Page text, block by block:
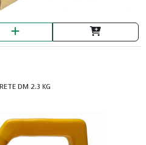
C-14
DM 2.3 KG